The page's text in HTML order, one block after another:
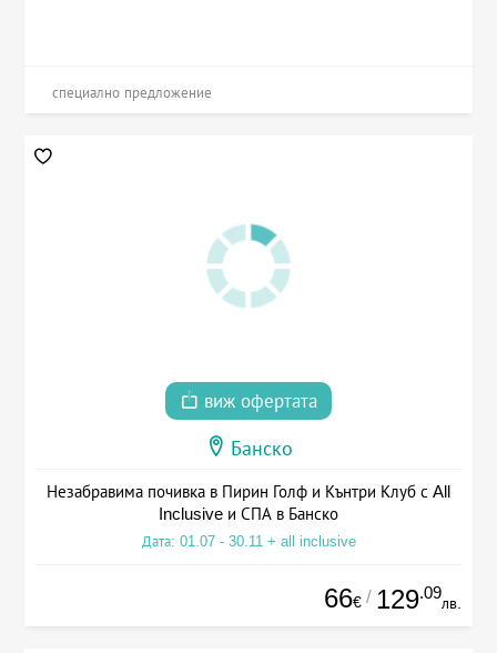
специално предложение
виж офертата
Банско
Незабравима почивка в Пирин Голф и Кънтри Клуб с All
Inclusive и СПА в Банско
Дата: 01.07 - 30.11 + all inclusive
66€ / 129.09
лв.